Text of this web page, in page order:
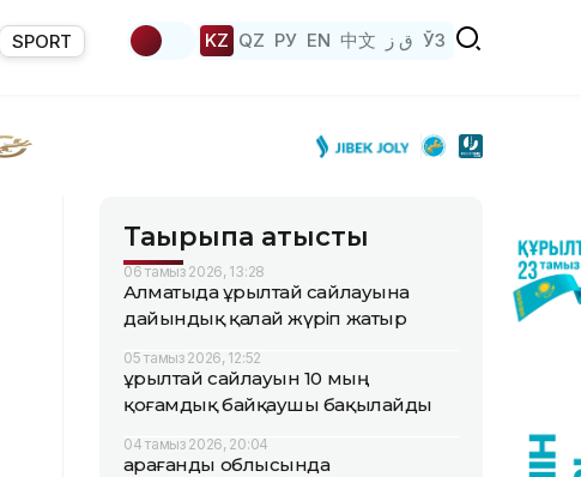
SPORT KZ QZ РУ EN 中文 ق ز ЎЗ
Тақырыпқа қатысты
06 тамыз 2026, 13:28
Алматыда Құрылтай сайлауына
дайындық қалай жүріп жатыр
05 тамыз 2026, 12:52
Құрылтай сайлауын 10 мың
қоғамдық байқаушы бақылайды
04 тамыз 2026, 20:04
Қарағанды облысында